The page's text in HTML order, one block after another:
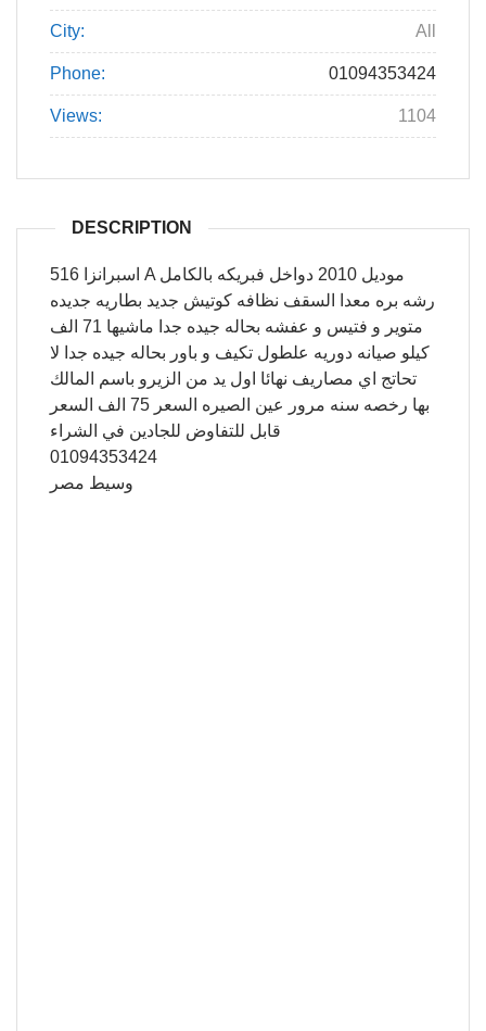
City: All
Phone: 01094353424
Views: 1104
DESCRIPTION
اسبرانزا 516 A موديل 2010 دواخل فبريكه بالكامل
رشه بره معدا السقف نظافه كوتيش جديد بطاريه جديده
متوير و فتيس و عفشه بحاله جيده جدا ماشيها 71 الف
كيلو صيانه دوريه علطول تكيف و باور بحاله جيده جدا لا
تحاتج اي مصاريف نهائا اول يد من الزيرو باسم المالك
بها رخصه سنه مرور عين الصيره السعر 75 الف السعر
قابل للتفاوض للجادين في الشراء
01094353424
وسيط مصر